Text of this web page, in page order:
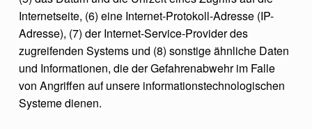
Internetseite, (6) eine Internet-Protokoll-Adresse (IP-
Adresse), (7) der Internet-Service-Provider des
zugreifenden Systems und (8) sonstige ähnliche Daten
und Informationen, die der Gefahrenabwehr im Falle
von Angriffen auf unsere informationstechnologischen
Systeme dienen.